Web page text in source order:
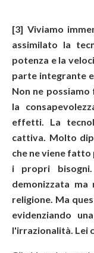
[3] Viviamo
assimilato la
potenza e la
parte integrante
Non ne possiamo
la
effetti. La
cattiva. Molto
che ne viene
i propri
demonizzata
religione. Ma
evidenziando
l'irrazionalità. Lei